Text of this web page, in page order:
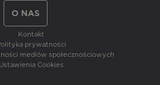
O NAS
Kontakt
prywatności
mediów społecznościowych
Ustawienia Cookies